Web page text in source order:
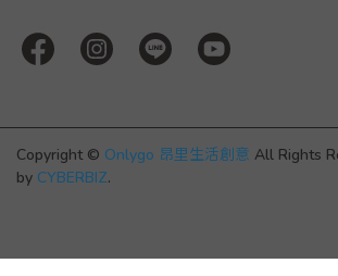
Copyright © Onlygo 昂里生活創意 All Rights
by CYBERBIZ.